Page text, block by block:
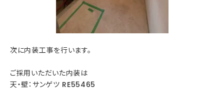
次に内装工事を行います。
ご採用いただいた内装は
天・壁：サンゲツ RE55465